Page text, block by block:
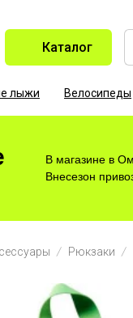
Каталог
лыжи Велосипеды
В магазине в
Внесезон
Рюкзаки